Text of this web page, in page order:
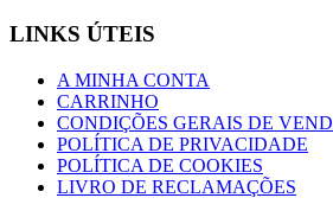
LINKS ÚTEIS
A MINHA CONTA
CARRINHO
CONDIÇÕES GERAIS DE
POLÍTICA DE PRIVACIDADE
POLÍTICA DE COOKIES
LIVRO DE RECLAMAÇÕES